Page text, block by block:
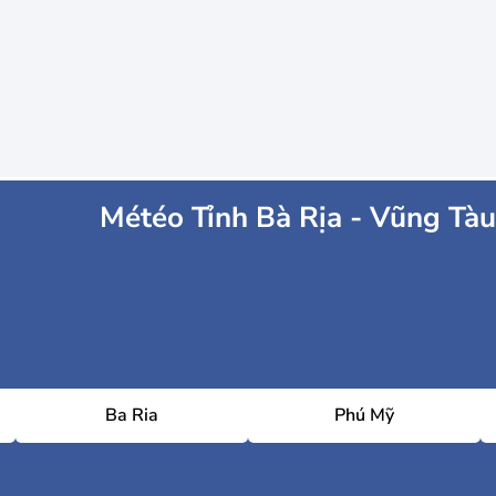
Météo Tỉnh Bà Rịa - Vũng Tàu
Ba Ria Phú Mỹ